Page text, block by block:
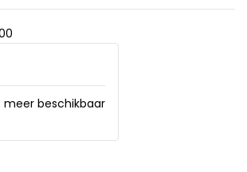
meer beschikbaar